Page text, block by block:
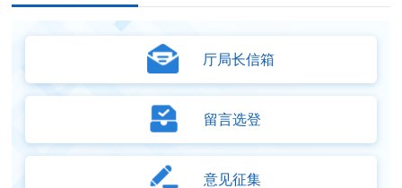
厅局长信箱
留言选登
意见征集